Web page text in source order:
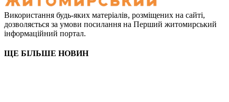
Використання будь-яких матеріалів, розміщених на сайті,
дозволяється за умови посилання на Перший житомирський
інформаційний портал.
ЩЕ БІЛЬШЕ НОВИН